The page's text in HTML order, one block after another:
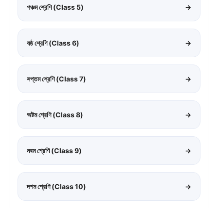
পঞ্চম শ্রেণি (Class 5) →
ষষ্ঠ শ্রেণি (Class 6) →
সপ্তম শ্রেণি (Class 7) →
অষ্টম শ্রেণি (Class 8) →
নবম শ্রেণি (Class 9) →
দশম শ্রেণি (Class 10) →